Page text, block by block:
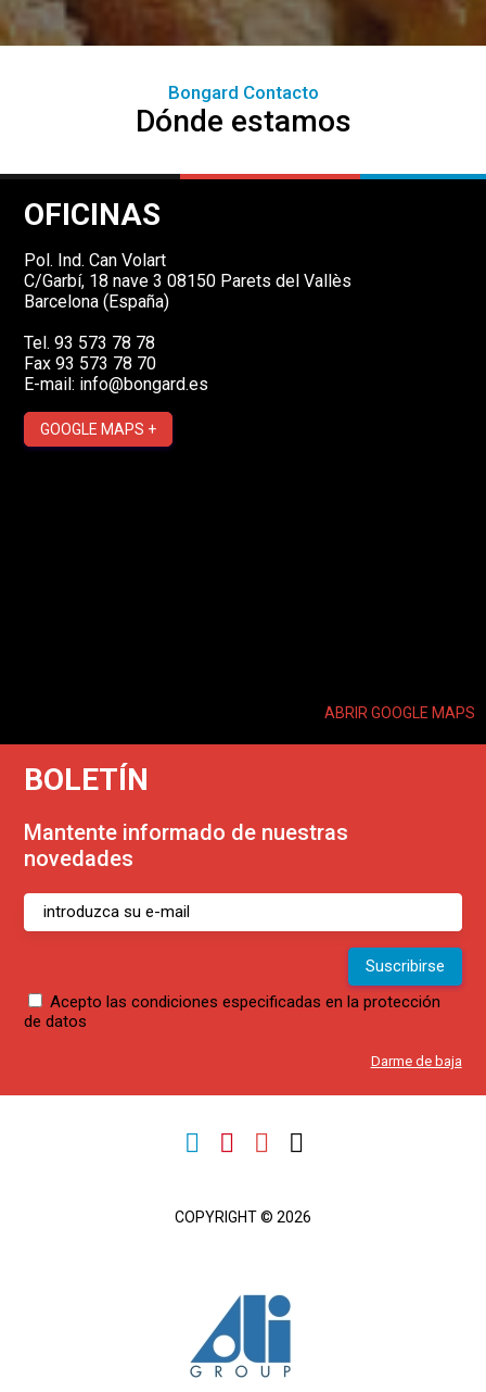
Bongard Contacto
Dónde estamos
OFICINAS
Pol. Ind. Can Volart
C/Garbí, 18 nave 3 08150 Parets del Vallès
Barcelona (España)
Tel. 93 573 78 78
Fax 93 573 78 70
E-mail: info@bongard.es
GOOGLE MAPS +
ABRIR GOOGLE MAPS
BOLETÍN
Mantente informado de nuestras
novedades
Acepto las condiciones especificadas en la protección
de datos
Darme de baja
COPYRIGHT © 2026